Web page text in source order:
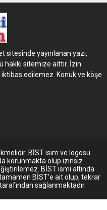
yayınlanan yazı,
hakkı sitemize aittir. İzin
edilemez. Konuk ve köşe
BİST isim ve logosu
korunmakta olup izinsiz
BİST ismi altında
BİST'e ait olup, tekrar
sağlanmaktadır.